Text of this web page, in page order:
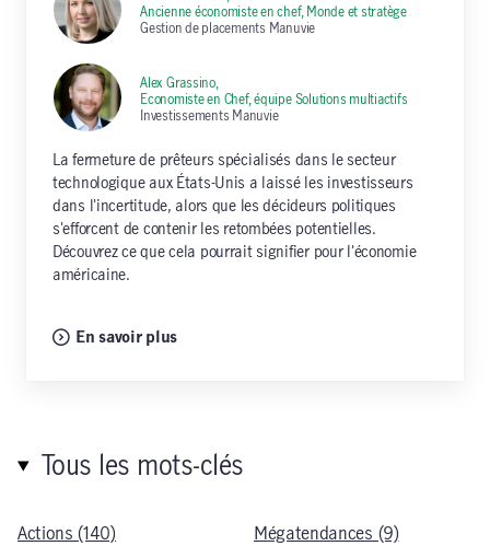
Ancienne économiste en chef, Monde et stratège
Gestion de placements Manuvie
Alex Grassino,
Economiste en Chef, équipe Solutions multiactifs
Investissements Manuvie
La fermeture de prêteurs spécialisés dans le secteur
technologique aux États-Unis a laissé les investisseurs
dans l'incertitude, alors que les décideurs politiques
s'efforcent de contenir les retombées potentielles.
Découvrez ce que cela pourrait signifier pour l'économie
américaine.
En savoir plus
Tous les mots-clés
Actions (140) Mégatendances (9)